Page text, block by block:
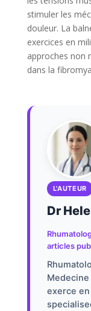
stimuler les
douleur. La
exercices en
approches non
dans la
L'AUTEUR
Dr
articles
exerce